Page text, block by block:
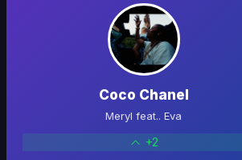
Coco Chanel
Meryl feat.. Eva
+2